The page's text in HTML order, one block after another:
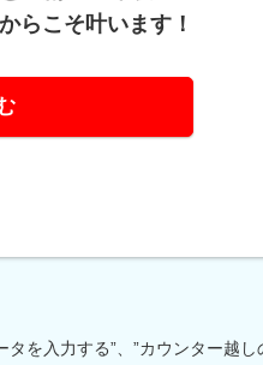
らこそ叶います！
タを入力する”、”カウンター越